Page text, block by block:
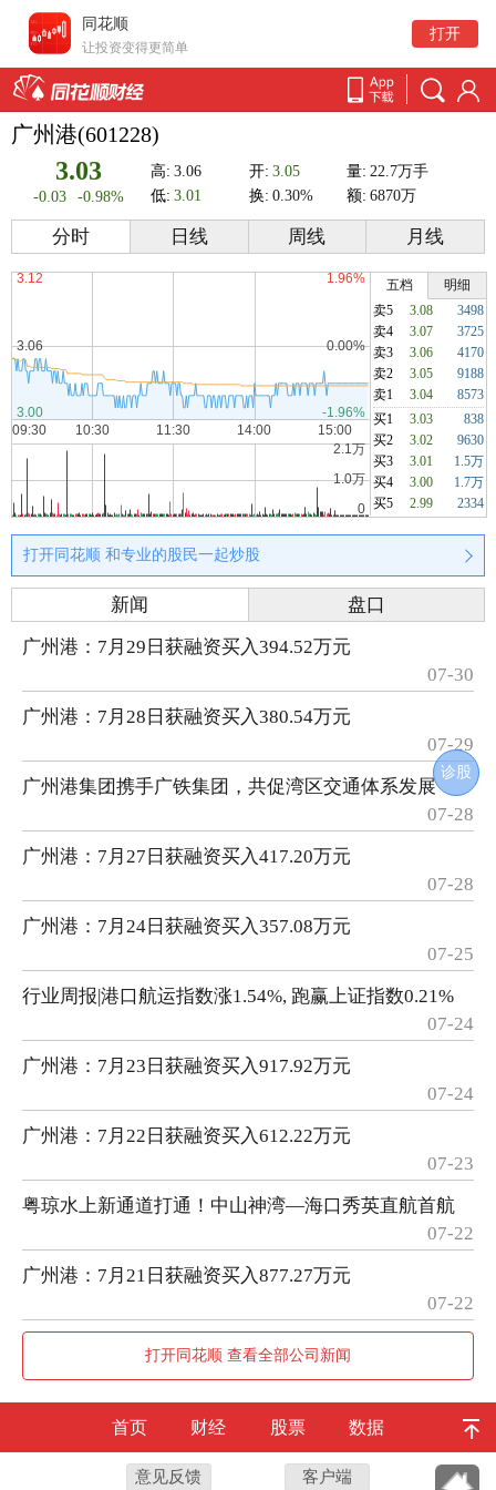
同花顺
让投资变得更简单
打开
广州港(601228)
3.03
-0.03 -0.98%
高: 3.06 开: 3.05 量: 22.7万手
低: 3.01 换: 0.30% 额: 6870万
分时 日线 周线 月线
五档
明细
卖5
3.08
3498
卖4
3.07
3725
卖3
3.06
4170
卖2
3.05
9188
卖1
3.04
8573
买1
3.03
838
买2
3.02
9630
买3
3.01
1.5万
买4
3.00
1.7万
买5
2.99 2334
打开同花顺 和专业的股民一起炒股
诊股
新闻
盘口
广州港：7月29日获融资买入394.52万元
07-30
广州港：7月28日获融资买入380.54万元
07-29
广州港集团携手广铁集团，共促湾区交通体系发展
07-28
广州港：7月27日获融资买入417.20万元
07-28
广州港：7月24日获融资买入357.08万元
07-25
行业周报|港口航运指数涨1.54%, 跑赢上证指数0.21%
07-24
广州港：7月23日获融资买入917.92万元
07-24
广州港：7月22日获融资买入612.22万元
07-23
粤琼水上新通道打通！中山神湾—海口秀英直航首航
07-22
广州港：7月21日获融资买入877.27万元
07-22
打开同花顺 查看全部公司新闻
首页 财经 股票 数据
意见反馈 客户端